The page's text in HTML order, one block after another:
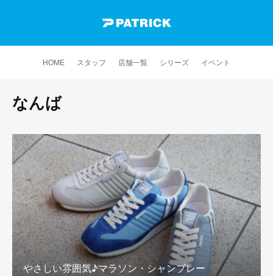
HOME スタッフ 店舗一覧 シリーズ イベント
なんば
やさしい雰囲気♪マラソン・シャンブレー